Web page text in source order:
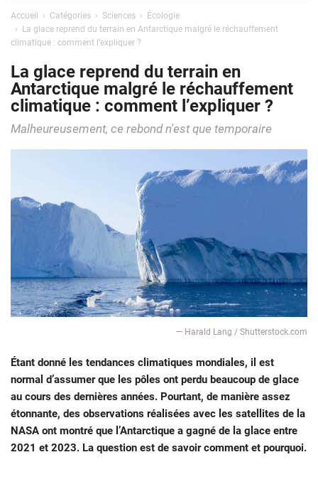
Accueil Catégories Sciences
Écologie
La glace reprend du terrain en Antarctique malgré le réchauffement
climatique : comment l’expliquer ?
La glace reprend du terrain en
Antarctique malgré le réchauffement
climatique : comment l’expliquer ?
Malheureusement, ce rebond n'est que temporaire
— Harald Lang / Shutterstock.com
Étant donné les tendances climatiques mondiales, il est
normal d’assumer que les pôles ont perdu beaucoup de glace
au cours des dernières années. Pourtant, de manière assez
étonnante, des observations réalisées avec les satellites de la
NASA ont montré que l’Antarctique a gagné de la glace entre
2021 et 2023. La question est de savoir comment et pourquoi.